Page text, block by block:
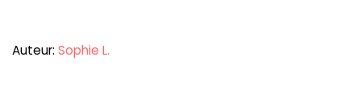
Auteur: Sophie L.